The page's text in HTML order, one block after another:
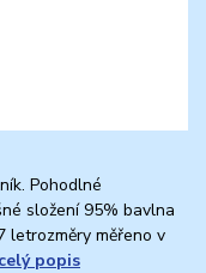
Pohodlné
složení 95% bavlna
letrozměry měřeno v
celý popis